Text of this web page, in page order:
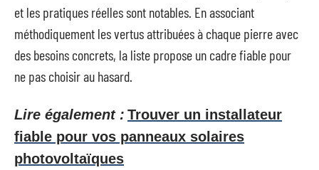
et les pratiques réelles sont notables. En associant
méthodiquement les vertus attribuées à chaque pierre avec
des besoins concrets, la liste propose un cadre fiable pour
ne pas choisir au hasard.
Lire également : Trouver un installateur
fiable pour vos panneaux solaires
photovoltaïques